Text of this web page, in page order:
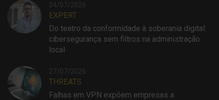
24/07/2026
EXPERT
Do teatro da conformidade à soberania digital:
cibersegurança sem filtros na administração
local
27/07/2026
THREATS
Falhas em VPN expõem empresas a